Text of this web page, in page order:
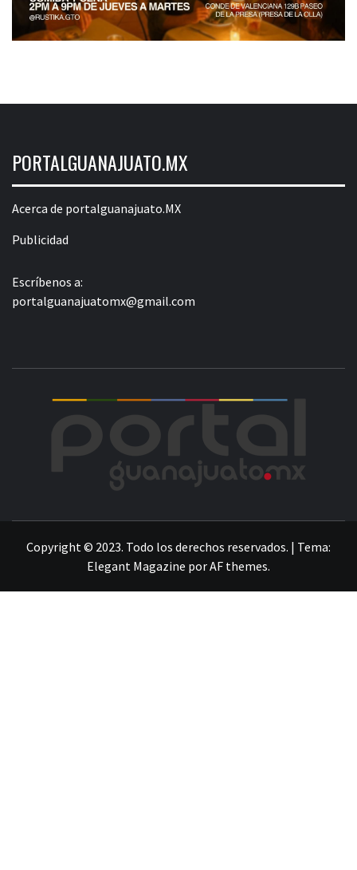
PORTALGUANAJUATO.MX
Acerca de portalguanajuato.MX
Publicidad
Escríbenos a:
portalguanajuatomx@gmail.com
Copyright © 2023. Todo los derechos reservados. | Tema:
Elegant Magazine porAF themes.